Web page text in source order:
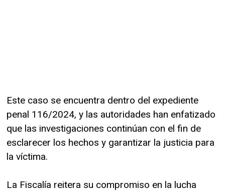
Este caso se encuentra dentro del expediente
penal 116/2024, y las autoridades han enfatizado
que las investigaciones continúan con el fin de
esclarecer los hechos y garantizar la justicia para
la víctima.
La Fiscalía reitera su compromiso en la lucha